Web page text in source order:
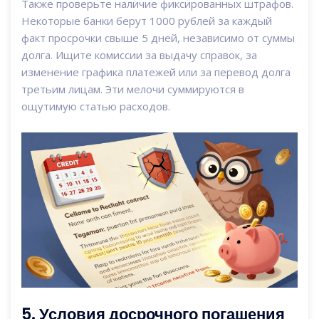
Также проверьте наличие фиксированных штрафов.
Некоторые банки берут 1000 рублей за каждый
факт просрочки свыше 5 дней, независимо от суммы
долга. Ищите комиссии за выдачу справок, за
изменение графика платежей или за перевод долга
третьим лицам. Эти мелочи суммируются в
ощутимую статью расходов.